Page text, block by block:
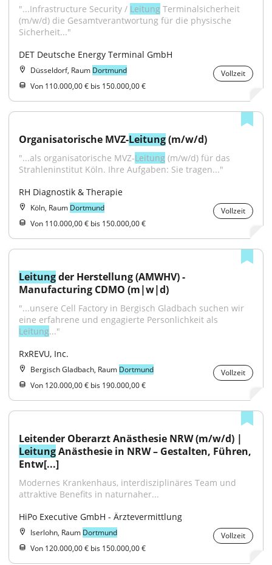
"...Infrastructure Security / Leitung Terminalsicherheit
(m/w/d) die Gesamtverantwortung für die physische
Sicherheit..."
DET Deutsche Energy Terminal GmbH
Düsseldorf, Raum Dortmund
Vollzeit
Von 110.000,00 € bis 150.000,00 €
Organisatorische MVZ-Leitung (m/w/d)
"...als organisatorische MVZ‑Leitung (m/w/d) für das
Strahleninstitut Köln. Ihre Aufgaben: Sie tragen..."
RH Diagnostik & Therapie
Köln, Raum Dortmund
Vollzeit
Von 110.000,00 € bis 150.000,00 €
Leitung der Herstellung (AMWHV) -
Manufacturing CDMO (m|w|d)
"...unsere Cell Factory in Bergisch Gladbach suchen wir
Leitung..."
RxREVU, Inc.
Bergisch Gladbach, Raum Dortmund
Vollzeit
Von 120.000,00 € bis 190.000,00 €
Leitung Anästhesie in NRW – Gestalten, Führen,
Entw[...]
Modernes Krankenhaus, interdisziplinäres Team und
attraktive Benefits in naturnaher...
HiPo Executive GmbH - Ärztevermittlung
Iserlohn, Raum Dortmund
Vollzeit
Von 120.000,00 € bis 150.000,00 €